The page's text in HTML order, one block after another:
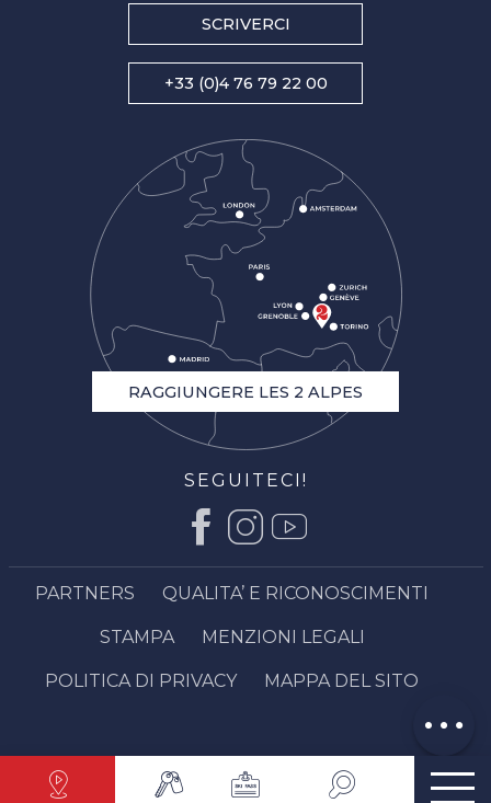
SCRIVERCI
+33 (0)4 76 79 22 00
RAGGIUNGERE LES 2 ALPES
SEGUITECI!
PARTNERS QUALITA’ E RICONOSCIMENTI
STAMPA MENZIONI LEGALI
POLITICA DI PRIVACY MAPPA DEL SITO